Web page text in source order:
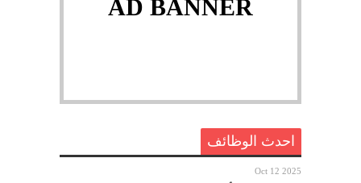
AD BANNER
احدث الوظائف
Oct 12 2025